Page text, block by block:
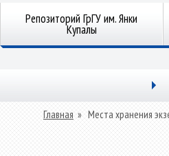
Репозиторий ГрГУ им. Янки
Купалы
Главная » Места хранения